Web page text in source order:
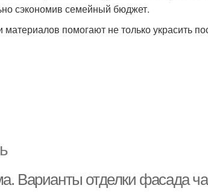
сэкономив семейный бюджет.
помогают не только украсить
Варианты отделки фасада